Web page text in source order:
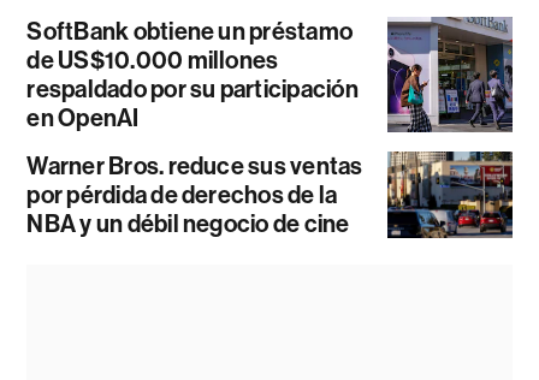
SoftBank obtiene un préstamo
de US$10.000 millones
respaldado por su participación
en OpenAI
Warner Bros. reduce sus ventas
por pérdida de derechos de la
NBA y un débil negocio de cine